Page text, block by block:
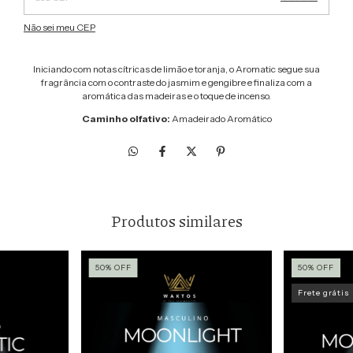
Não sei meu CEP
Iniciando com notas cítricas de limão e toranja, o Aromatic segue sua
fragrância com o contraste do jasmim e gengibre e finaliza com a
aromática das madeiras e o toque de incenso.
Caminho olfativo: Amadeirado Aromático
Produtos similares
50% OFF 50%OFF
Frete grátis